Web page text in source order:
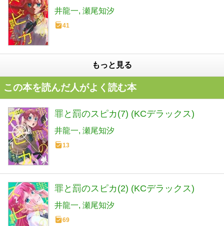
井龍一 瀬尾知汐
41
もっと見る
この本を読んだ人がよく読む本
罪と罰のスピカ(7) (KCデラックス)
井龍一 瀬尾知汐
13
罪と罰のスピカ(2) (KCデラックス)
井龍一 瀬尾知汐
69